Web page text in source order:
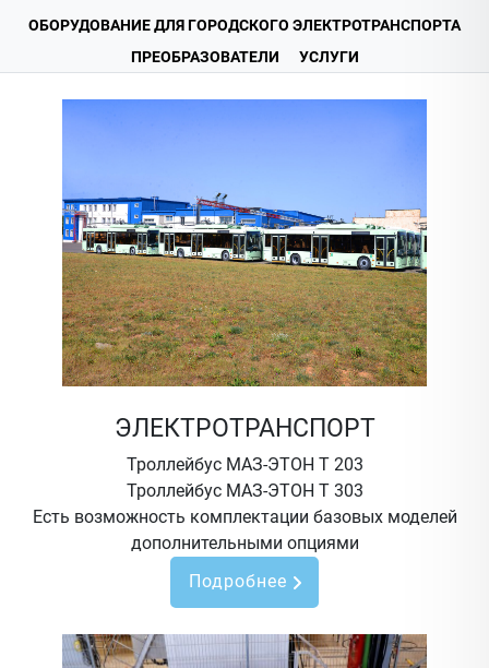
ОБОРУДОВАНИЕ ДЛЯ ГОРОДСКОГО ЭЛЕКТРОТРАНСПОРТА
ПРЕОБРАЗОВАТЕЛИ
УСЛУГИ
ЭЛЕКТРОТРАНСПОРТ
Троллейбус МАЗ-ЭТОН Т 203
Троллейбус МАЗ-ЭТОН Т 303
Есть возможность комплектации базовых моделей
дополнительными опциями
Подробнее